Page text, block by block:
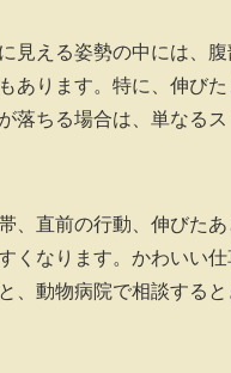
見える姿勢の中には、
あります。特に、伸び
落ちる場合は、単なるス
、直前の行動、伸びた
くなります。かわいい
、動物病院で相談する